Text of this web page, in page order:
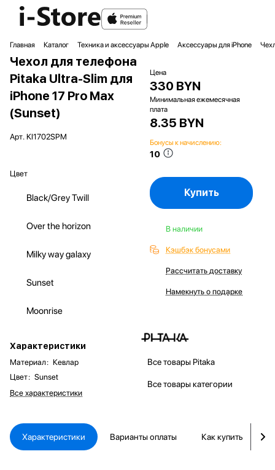
Главная Каталог Техника и аксессуары Apple Аксессуары для iPhone
Чехол для телефона
Pitaka Ultra-Slim для
iPhone 17 Pro Max
(Sunset)
Арт. KI1702SPM
Цвет
Black/Grey Twill
Over the horizon
Milky way galaxy
Sunset
Moonrise
Характеристики
Материал : Кевлар
Цвет: Sunset
Все характеристики
Цена
330 BYN
Минимальная ежемесячная
плата
8.35 BYN
Бонусы к начислению:
10
Купить
В наличии
Кэшбэк бонусами
Рассчитать доставку
Намекнуть о подарке
Все товары Pitaka
Все товары категории
Характеристики Варианты оплаты Как купить